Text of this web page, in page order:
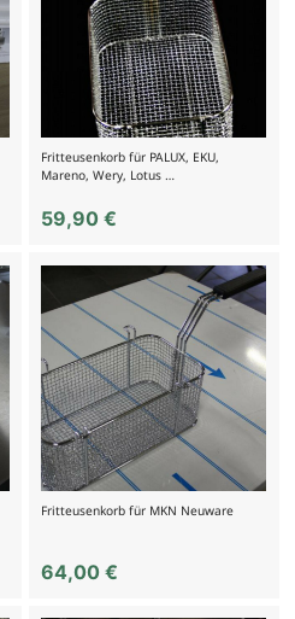
Fritteusenkorb für PALUX, EKU,
Mareno, Wery, Lotus …
59,90€
Fritteusenkorb für MKN Neuware
64,00€